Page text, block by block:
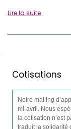
Lire la suite
Cotisations
Notre mailing
mi-avril. Nous
la cotisation n’est
traduit la solidarité